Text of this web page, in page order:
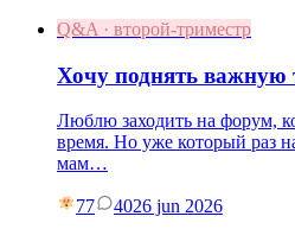
Q&A · второй-триместр
Хочу поднять важную
Люблю заходить на форум,
время. Но уже который раз
мам…
77 4026 jun 2026